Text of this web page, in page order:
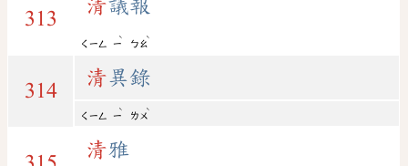
313
清議報
ㄑㄧㄥ ㄧ
ˋ
ㄅㄠ
ˋ
314
清異錄
ㄑㄧㄥ ㄧ
ˋ
ㄌㄨ
ˋ
清雅